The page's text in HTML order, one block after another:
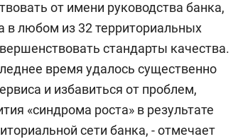
от имени руководства банка,
в любом из 32 территориальных
стандарты качества.
время удалось существенно
и избавиться от проблем,
«синдрома роста» в результате
сети банка, - отмечает